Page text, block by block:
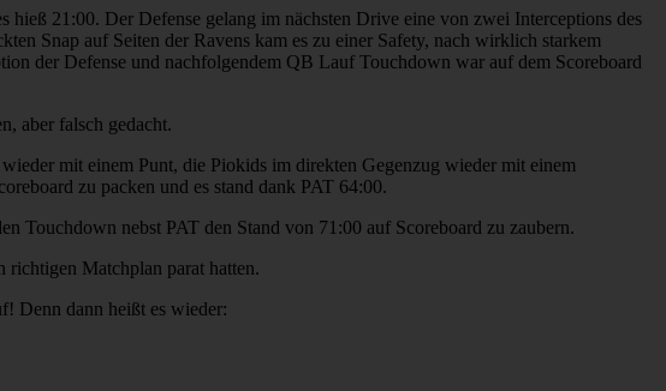
21:00. Der Defense gelang im nächsten Drive eine von zwei Interceptions des
Snap auf Seiten der Ravens kam es zu einer Safety, nach wirklich starkem
der Defense und nachfolgendem QB Lauf Touchdown war auf dem Scoreboard
aber falsch gedacht.
mit einem Punt, die Piokids im direkten Gegenzug wieder mit einem
zu packen und es stand dank PAT 64:00.
Touchdown nebst PAT den Stand von 71:00 auf Scoreboard zu zaubern.
Matchplan parat hatten.
Denn dann heißt es wieder: